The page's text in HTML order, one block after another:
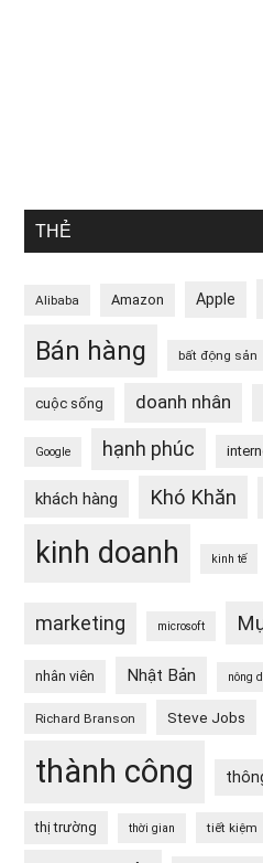
THẺ
Alibaba Amazon Apple
Bán hàng bất động sản
cuộc sống doanh nhân
Google hạnh phúc
khách hàng Khó Khăn
kinh doanh kinh tế
marketing microsoft
nhân viên Nhật Bản nông
Richard Branson Steve Jobs
thành công
thị trường thời gian tiết kiệm